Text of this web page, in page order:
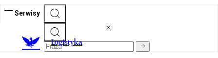
Serwisy
Logistyka